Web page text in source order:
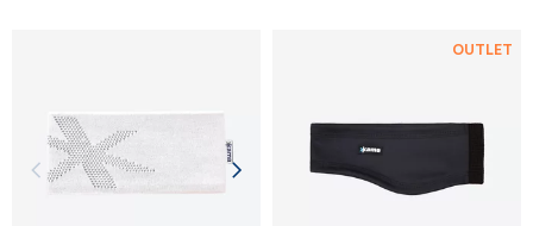
OUTLET